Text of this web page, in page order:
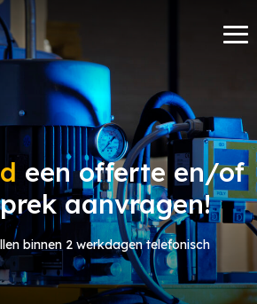
een offerte en/of
aanvragen!
binnen 2 werkdagen telefonisch